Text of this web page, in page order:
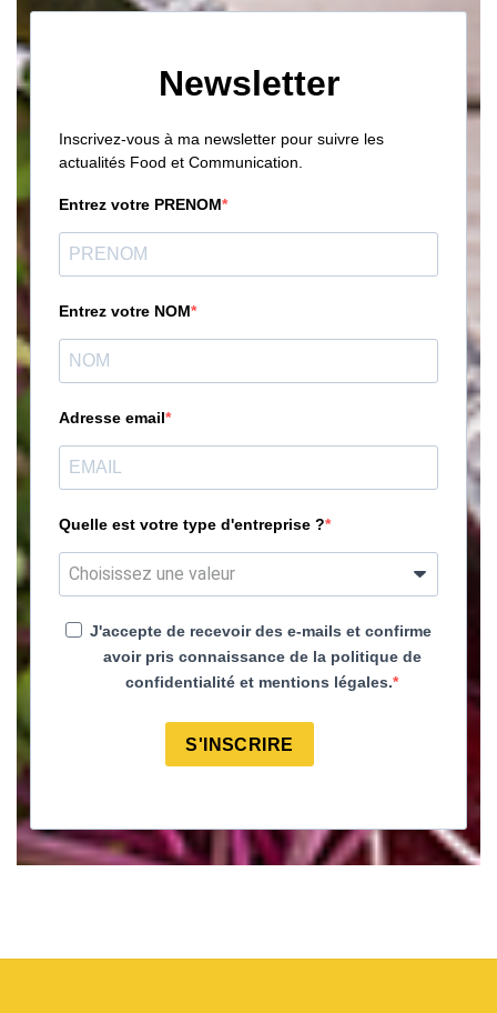
Newsletter
Inscrivez-vous à ma newsletter pour suivre les
actualités Food et Communication.
Entrez votre PRENOM
Entrez votre NOM
Adresse email
Quelle est votre type d'entreprise ?
J'accepte de recevoir des e-mails et confirme
avoir pris connaissance de la politique de
confidentialité et mentions légales.
S'INSCRIRE